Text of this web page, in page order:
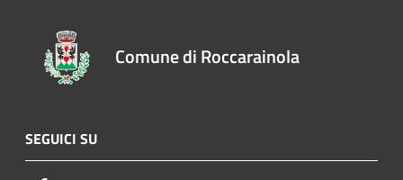
Comune di Roccarainola
SEGUICI SU